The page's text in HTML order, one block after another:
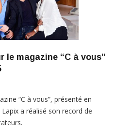
le magazine “C à vous”
“C à vous”, présenté en
a réalisé son record de